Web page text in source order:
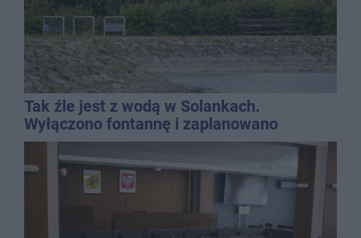
Tak źle jest z wodą w Solankach.
Wyłączono fontannę i zaplanowano
dolewkę